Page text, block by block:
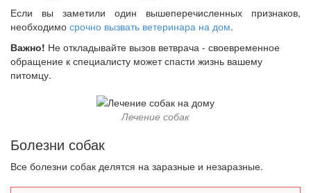
Если вы заметили один вышеперечисленных признаков,
необходимо срочно вызвать ветеринара на дом.
Важно! Не откладывайте вызов ветврача - своевременное
обращение к специалисту может спасти жизнь вашему
питомцу.
Лечение собак
Болезни собак
Все болезни собак делятся на заразные и незаразные.